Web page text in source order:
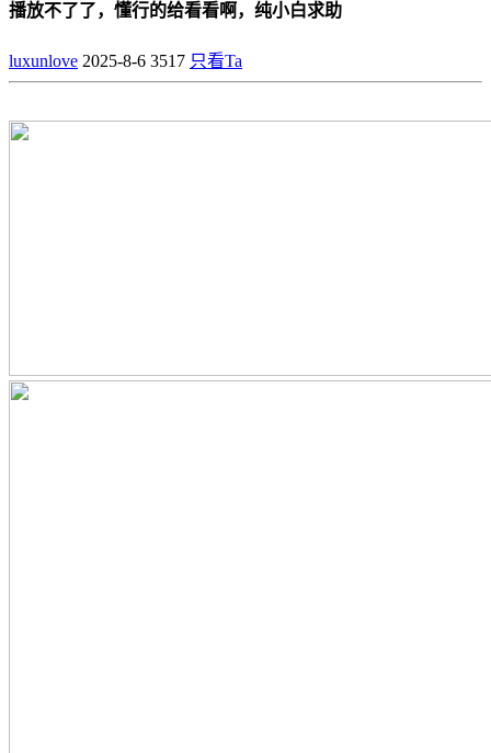
播放不了了，懂行的给看看啊，纯小白求助
luxunlove 2025-8-6 3517 只看Ta